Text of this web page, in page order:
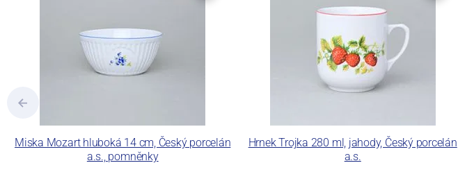
Miska Mozart hluboká 14 cm, Český porcelán
a.s., pomněnky
Hrnek Trojka 280 ml, jahody, Český porcelán
a.s.